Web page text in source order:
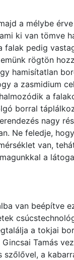
a mélybe
ki van tömve
falak pedig
rögtön
hamisítatlan
a zasmidium
a
borral
nagy
Ne feledje,
van,
a
van beépítve
a tokjai
Tamás
szőlővel, a